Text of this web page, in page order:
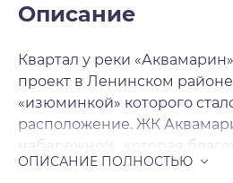
Описание
Квартал у реки
проект в Ленинском
«изюминкой» которого
расположение. ЖК
набережной , которая
мере сдачи домов,